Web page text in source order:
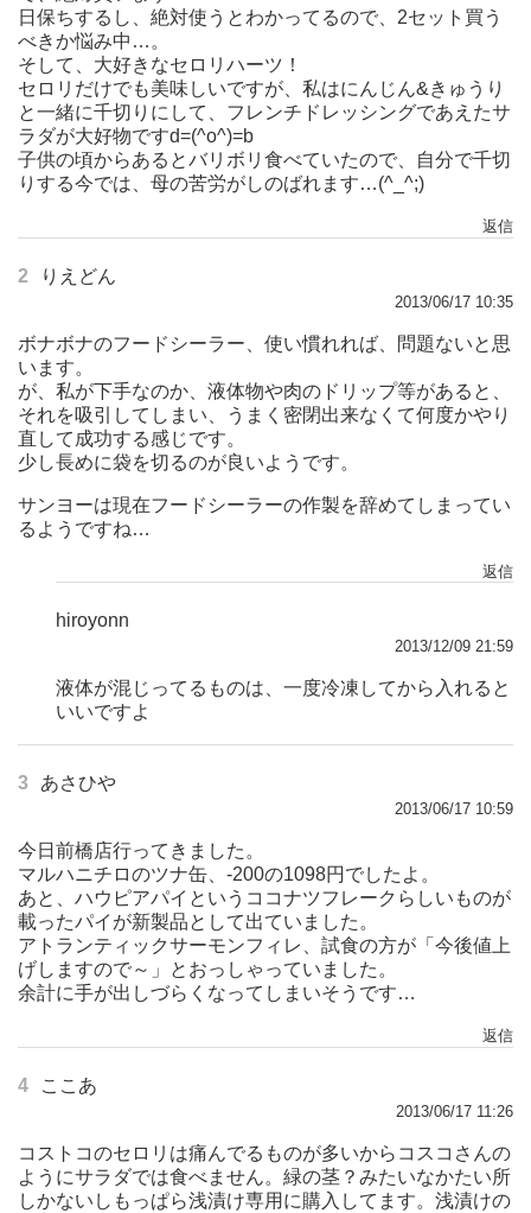
日保ちするし、絶対使うとわかってるので、2セット買う
べきか悩み中…。
そして、大好きなセロリハーツ！
セロリだけでも美味しいですが、私はにんじん&きゅうり
と一緒に千切りにして、フレンチドレッシングであえたサ
ラダが大好物ですd=(^o^)=b
子供の頃からあるとバリボリ食べていたので、自分で千切
りする今では、母の苦労がしのばれます…(^_^;)
返信
2 りえどん
2013/06/17 10:35
ボナボナのフードシーラー、使い慣れれば、問題ないと思
います。
が、私が下手なのか、液体物や肉のドリップ等があると、
それを吸引してしまい、うまく密閉出来なくて何度かやり
直して成功する感じです。
少し長めに袋を切るのが良いようです。
サンヨーは現在フードシーラーの作製を辞めてしまってい
るようですね…
返信
hiroyonn
2013/12/09 21:59
液体が混じってるものは、一度冷凍してから入れると
いいですよ
3 あさひや
2013/06/17 10:59
今日前橋店行ってきました。
マルハニチロのツナ缶、-200の1098円でしたよ。
あと、ハウピアパイというココナツフレークらしいものが
載ったパイが新製品として出ていました。
アトランティックサーモンフィレ、試食の方が「今後値上
げしますので～」とおっしゃっていました。
余計に手が出しづらくなってしまいそうです…
返信
4 ここあ
2013/06/17 11:26
コストコのセロリは痛んでるものが多いからコスコさんの
ようにサラダでは食べません。緑の茎？みたいなかたい所
しかないしもっぱら浅漬け専用に購入してます。浅漬けの